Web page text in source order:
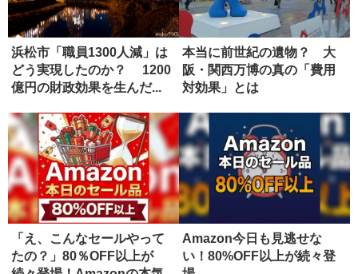
浜松市「職員1300人減」は
どう実現したのか？ 1200
億円の財政効果を生んだ...
本当に前世紀の遺物？ 大
阪・関西万博の真の「費用
対効果」とは
「え、こんなセールやって
たの？」80％OFF以上が
Amazon今日も見逃せな
い！80%OFF以上が続々登